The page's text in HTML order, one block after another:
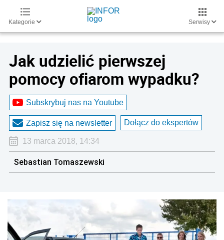
Kategorie Serwisy
Jak udzielić pierwszej
pomocy ofiarom wypadku?
Subskrybuj nas na Youtube
Zapisz się na newsletter Dołącz do ekspertów
13 marca 2018, 14:34
Sebastian Tomaszewski